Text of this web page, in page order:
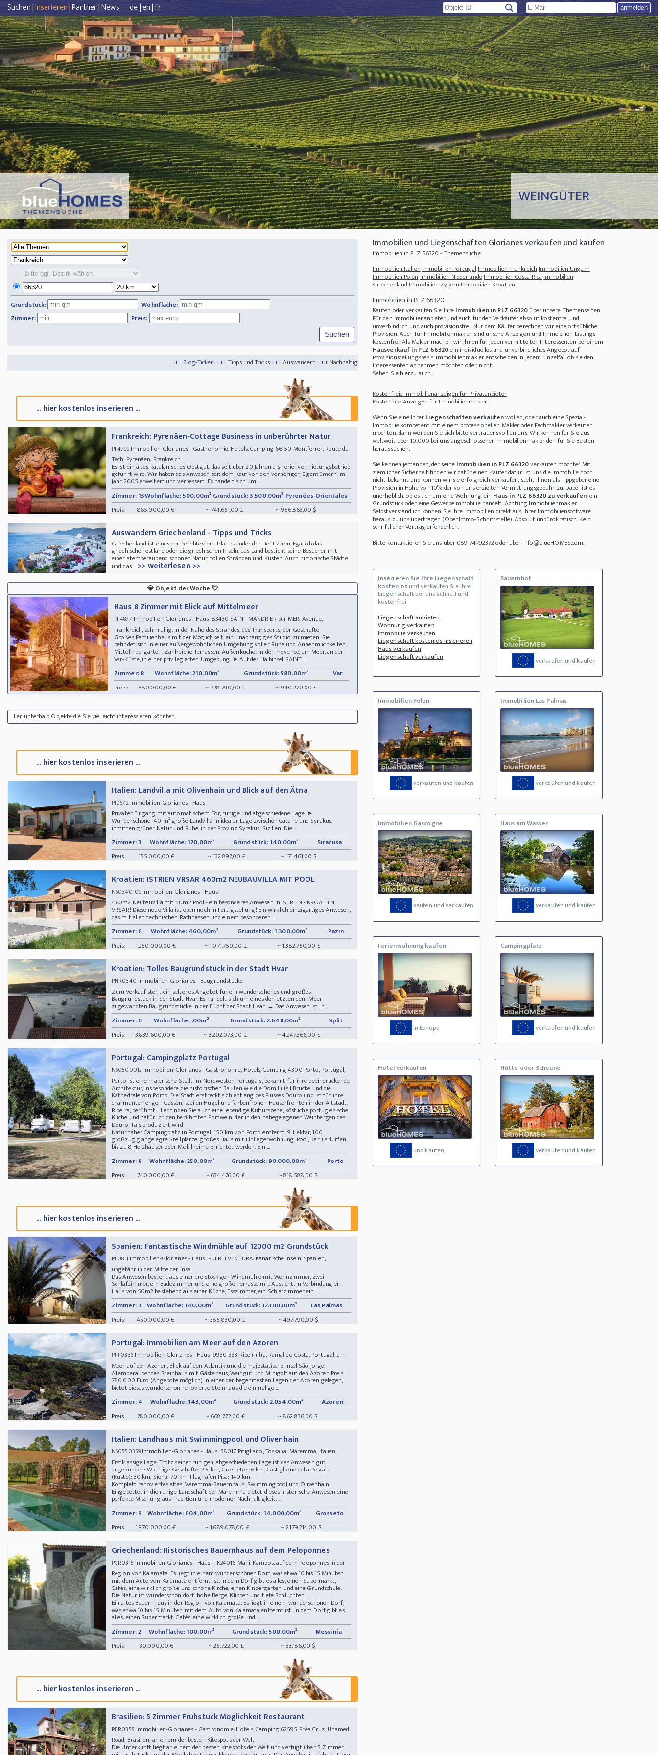
Suchen|Inserieren|Partner|News de|en|fr
WEINGÜTER
Grundstück:
Wohnfläche:
Zimmer:
Preis:
+++ Blog-Ticker: +++Tipps und Tricks+++Auswandern+++Nachhaltigkeit+++Auswandern Kanaren - Leben im Paradies+++Photovoltaikanlagen - werden Sie Ihr eigener Stromerzeuger
... hier kostenlos inserieren ...
Frankreich: Pyrenäen-Cottage Business in unberührter Natur
PF4799Immobilien-Glorianes - Gastronomie, Hotels, Camping 66150 Montferrer, Route du
Tech, Pyrenäen, Frankreich
Es ist ein altes katalanisches Obstgut, das seit über 20 Jahren als Ferienvermietungsbetrieb
geführt wird. Wir haben das Anwesen seit dem Kauf von den vorherigen Eigentümern im
Jahr 2005 erweitert und verbessert. Es handelt sich um ...
Zimmer: 13Wohnfläche: 500,00m² Grundstück: 3.500,00m² Pyrenées-Orientales
Preis:
865.000,00 € ~ 741.651,00 £ ~ 956.863,00 $
Auswandern Griechenland - Tipps und Tricks
Griechenland ist eines der beliebtesten Urlaubsländer der Deutschen. Egal ob das
griechische Festland oder die griechischen Inseln, das Land besticht seine Besucher mit
einer atemberaubend schönen Natur, tollen Stränden und Küsten. Auch historische Städte
und das ...>> weiterlesen >>
💎Objekt der Woche💘
Haus 8 Zimmer mit Blick auf Mittelmeer
PF4877 Immobilien-Glorianes - Haus 83430 SAINT MANDRIER sur MER, Avenue,
Frankreich, sehr ruhig. In der Nähe des Strandes, des Transports, der Geschäfte
Großes Familienhaus mit der Möglichkeit, ein unabhängiges Studio zu mieten. Sie
befindet sich in einer außergewöhnlichen Umgebung voller Ruhe und Annehmlichkeiten.
Mittelmeergarten. Zahlreiche Terrassen. Außenküche.. In der Provence, am Meer, an der
Var-Küste, in einer privilegierten Umgebung. ➤ Auf der Halbinsel SAINT ...
Zimmer: 8
Wohnfläche: 210,00m² Grundstück: 580,00m²
Var
Preis:
850.000,00 € ~ 728.790,00 £ ~ 940.270,00 $
Hier unterhalb Objekte die Sie vielleicht interessieren könnten.
... hier kostenlos inserieren ...
Italien: Landvilla mit Olivenhain und Blick auf den Ätna
PI0672Immobilien-Glorianes - Haus
Privater Eingang mit automatischem Tor, ruhige und abgeschiedene Lage. ➤
Wunderschöne 140 m² große Landvilla in idealer Lage zwischen Catane und Syrakus,
inmitten grüner Natur und Ruhe, in der Provinz Syrakus, Sizilien. Die ...
Zimmer: 3
Wohnfläche: 120,00m² Grundstück: 140,00m²
Siracusa
Preis:
155.000,00 € ~ 132.897,00 £ ~ 171.461,00 $
Kroatien: ISTRIEN VRSAR 460m2 NEUBAUVILLA MIT POOL
N60340109Immobilien-Glorianes - Haus
460m2 Neubauvilla mit 50m2 Pool - ein besonderes Anwesen in ISTRIEN - KROATIEN,
VRSAR! Diese neue Villa ist eben noch in Fertigstellung! Ein wirklich einzigartiges Anwesen,
das mit allen technischen Raffinessen und einem besonderen ...
Zimmer: 6
Wohnfläche: 460,00m² Grundstück: 1.300,00m²
Pazin
Preis:
1.250.000,00 € ~ 1.071.750,00 £ ~ 1.382.750,00 $
Kroatien: Tolles Baugrundstück in der Stadt Hvar
PHR0340 Immobilien-Glorianes - Baugrundstücke
Zum Verkauf steht ein seltenes Angebot für ein wunderschönes und großes
Baugrundstück in der Stadt Hvar. Es handelt sich um eines der letzten dem Meer
zugewandten Baugrundstücke in der Bucht der Stadt Hvar. → Das Anwesen ist in ...
Zimmer: 0
Wohnfläche: ,00m² Grundstück: 2.648,00m²
Split
Preis:
3.839.600,00 € ~ 3.292.073,00 £ ~ 4.247.366,00 $
Portugal: Campingplatz Portugal
N60500012Immobilien-Glorianes - Gastronomie, Hotels, Camping 4300 Porto, Portugal,
Porto ist eine malerische Stadt im Nordwesten Portugals, bekannt für ihre beeindruckende
Architektur, insbesondere die historischen Bauten wie die Dom Luís I Brücke und die
Kathedrale von Porto. Die Stadt erstreckt sich entlang des Flusses Douro und ist für ihre
charmanten engen Gassen, steilen Hügel und farbenfrohen Häuserfronten in der Altstadt,
Ribeira, berühmt. Hier finden Sie auch eine lebendige Kulturszene, köstliche portugiesische
Küche und natürlich den berühmten Portwein, der in den nahegelegenen Weinbergen des
Douro-Tals produziert wird
Naturnaher Campingplatz in Portugal, 150 km von Porto entfernt. 9 Hektar, 100
großzügig angelegte Stellplätze, großes Haus mit Einliegerwohnung, Pool, Bar. Es dürfen
bis zu 8 Holzhäuser oder Mobilheime errichtet werden. Ein ...
Zimmer: 8
Wohnfläche: 250,00m² Grundstück: 90.000,00m²
Porto
Preis:
740.000,00 € ~ 634.476,00 £ ~ 818.588,00 $
... hier kostenlos inserieren ...
Spanien: Fantastische Windmühle auf 12000 m2 Grundstück
PE0811 Immobilien-Glorianes - Haus FUERTEVENTURA, Kanarische Inseln, Spanien,
ungefähr in der Mitte der Insel
Das Anwesen besteht aus einer dreistöckigen Windmühle mit Wohnzimmer, zwei
Schlafzimmer, ein Badezimmer und eine große Terrasse mit Aussicht. In Verbindung ein
Haus von 50m2 bestehend aus einer Küche, Esszimmer, ein Schlafzimmer ein ...
Zimmer: 3 Wohnfläche: 140,00m² Grundstück: 12.100,00m²
Las Palmas
Preis:
450.000,00 € ~ 385.830,00 £ ~ 497.790,00 $
Portugal: Immobilien am Meer auf den Azoren
PPT0336Immobilien-Glorianes - Haus 9930-333 Ribeirinha, Ramal do Costa, Portugal, am
Meer auf den Azoren, Blick auf den Atlantik und die majestätische Insel São Jorge
Atemberaubendes Steinhaus mit Gästehaus, Weingut und Minigolf auf den Azoren Preis:
780.000 Euro (Angebote möglich) In einer der begehrtesten Lagen der Azoren gelegen,
bietet dieses wunderschön renovierte Steinhaus die einmalige ...
Zimmer: 4
Wohnfläche: 143,00m² Grundstück: 2.054,00m²
Azoren
Preis:
780.000,00 € ~ 668.772,00 £ ~ 862.836,00 $
Italien: Landhaus mit Swimmingpool und Olivenhain
N60550359Immobilien-Glorianes - Haus 58017 Pitigliano, Toskana, Maremma, Italien.
Erstklassige Lage. Trotz seiner ruhigen, abgeschiedenen Lage ist das Anwesen gut
angebunden: Wichtige Geschäfte: 2,5 km, Grosseto: 16 km, Castiglione della Pescaia
(Küste): 30 km, Siena: 70 km, Flughafen Pisa: 140 km
Komplett renoviertes altes Maremma-Bauernhaus. Swimmingpool und Olivenhain.
Eingebettet in die ruhige Landschaft der Maremma bietet dieses historische Anwesen eine
perfekte Mischung aus Tradition und moderner Nachhaltigkeit. ...
Zimmer: 9 Wohnfläche: 604,00m² Grundstück: 14.000,00m²
Grosseto
Preis:
1.970.000,00 € ~ 1.689.078,00 £ ~ 2.179.214,00 $
Griechenland: Historisches Bauernhaus auf dem Peloponnes
PGR0315 Immobilien-Glorianes - Haus TK24016 Mani, Kampos, auf dem Peloponnes in der
Region von Kalamata. Es liegt in einem wunderschönen Dorf, was etwa 10 bis 15 Minuten
mit dem Auto von Kalamata entfernt ist. In dem Dorf gibt es alles, einen Supermarkt,
Cafés, eine wirklich große und schöne Kirche, einen Kindergarten und eine Grundschule.
Die Natur ist wunderschön dort, hohe Berge, Klippen und tiefe Schluchten
Ein altes Bauernhaus in der Region von Kalamata. Es liegt in einem wunderschönen Dorf,
was etwa 10 bis 15 Minuten mit dem Auto von Kalamata entfernt ist. In dem Dorf gibt es
alles, einen Supermarkt, Cafés, eine wirklich große und ...
Zimmer: 2
Wohnfläche: 100,00m² Grundstück: 500,00m²
Messinía
Preis:
30.000,00 € ~ 25.722,00 £ ~ 33.186,00 $
... hier kostenlos inserieren ...
Brasilien: 5 Zimmer Frühstück Möglichkeit Restaurant
PBR0355 Immobilien-Glorianes - Gastronomie, Hotels, Camping 62595 Préa Cruz, Unamed
Road, Brasilien, an einem der besten Kitespots der Welt
Die Unterkunft liegt an einem der besten Kitespots der Welt und verfügt über 5 Zimmer
Immobilien und Liegenschaften Glorianes verkaufen und kaufen
Immobilien in PLZ 66320 - Themensuche
Immobilien ItalienImmobilien PortugalImmobilien FrankreichImmobilien Ungarn
Immobilien PolenImmobilien NiederlandeImmobilien Costa RicaImmobilien
GriechenlandImmobilien ZypernImmobilien Kroatien
Immobilien in PLZ 66320
Kaufen oder verkaufen Sie IhreImmobilien in PLZ 66320über unsere Themenseiten.
Für den Immobilienanbieter und auch für den Verkäufer absolut kostenfrei und
unverbindlich und auch provisionsfrei. Nur dem Käufer berechnen wir eine ortsübliche
Provision. Auch für Immobilienmakler sind unsere Anzeigen und Immobilien-Listings
kostenfrei. Als Makler machen wir Ihnen für jeden vermittelten Interessenten bei einem
Hausverkauf in PLZ 66320ein individuelles und unverbindliches Angebot auf
Provisionsteilungsbasis. Immobilienmakler entscheiden in jedem Einzelfall ob sie den
Interessenten annehmen möchten oder nicht.
Sehen Sie hierzu auch:
Kostenfreie Immobilienanzeigen für Privatanbieter
Kostenlose Anzeigen für Immobilienmakler
Wenn Sie eine IhrerLiegenschaften verkaufenwollen, oder auch eine Spezial-
Immobilie kompetent mit einem professionellen Makler oder Fachmakler verkaufen
möchten, dann wenden Sie sich bitte vertrauensvoll an uns. Wir können für Sie aus
weltweit über 10.000 bei uns angeschlossenen Immobilienmakler den für Sie Besten
heraussuchen.
Sie kennen jemanden, der seineImmobilien in PLZ 66320verkaufen möchte? Mit
ziemlicher Sicherheit finden wir dafür einen Käufer dafür. Ist uns die Immobilie noch
nicht bekannt und können wir sie erfolgreich verkaufen, steht Ihnen als Tippgeber eine
Provision in Höhe von 10% der von uns erzielten Vermittlungsgebühr zu. Dabei ist es
unerheblich, ob es sich um eine Wohnung, ein Haus in PLZ 66320 zu verkaufen, ein
Grundstück oder eine Gewerbeimmobilie handelt. Achtung Immobilienmakler:
Selbstverständlich können Sie Ihre Immobilien direkt aus Ihrer Immobiliensoftware
heraus zu uns übertragen (OpenImmo-Schnittstelle). Absolut unbürokratisch. Kein
schriftlicher Vertrag erforderlich.
Bitte kontaktieren Sie uns über 089-74792372 oder über info@blueHOMES.com.
Inserieren Sie Ihre Liegenschaft
kostenlosund verkaufen Sie Ihre
Liegenschaft bei uns schnell und
kostenfrei.
Liegenschaft anbieten
Wohnung verkaufen
Immobilie verkaufen
Liegenschaft kostenlos inserieren
Haus verkaufen
Liegenschaft verkaufen
Bauernhof
verkaufen und kaufen
Immobilien Polen
verkaufen und kaufen
Immobilien Las Palmas
verkaufen und kaufen
Immobilien Gascogne
kaufen und verkaufen
Haus am Wasser
verkaufen und kaufen
Ferienwohnung kaufen
in Europa
Campingplatz
verkaufen und kaufen
Hotel verkaufen
und kaufen
Hütte oder Scheune
verkaufen und kaufen